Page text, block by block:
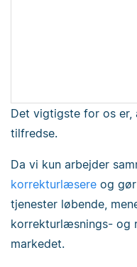
Det vigtigste for os er,
tilfredse.
Da vi kun arbejder
korrekturlæsere og
tjenester løbende,
korrekturlæsnings- og
markedet.